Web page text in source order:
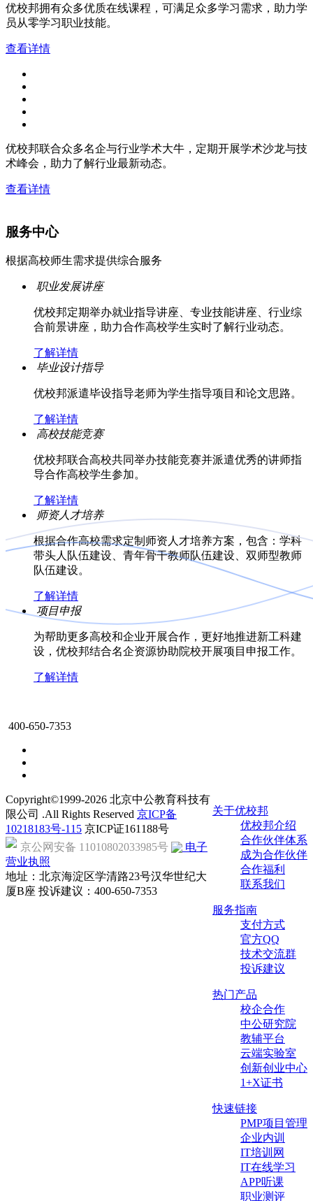
优校邦拥有众多优质在线课程，可满足众多学习需求，助力学
员从零学习职业技能。
查看详情
优校邦联合众多名企与行业学术大牛，定期开展学术沙龙与技
术峰会，助力了解行业最新动态。
查看详情
服务中心
根据高校师生需求提供综合服务
职业发展讲座
优校邦定期举办就业指导讲座、专业技能讲座、行业综
合前景讲座，助力合作高校学生实时了解行业动态。
了解详情
毕业设计指导
优校邦派遣毕设指导老师为学生指导项目和论文思路。
了解详情
高校技能竞赛
优校邦联合高校共同举办技能竞赛并派遣优秀的讲师指
导合作高校学生参加。
了解详情
师资人才培养
根据合作高校需求定制师资人才培养方案，包含：学科
带头人队伍建设、青年骨干教师队伍建设、双师型教师
队伍建设。
了解详情
项目申报
为帮助更多高校和企业开展合作，更好地推进新工科建
设，优校邦结合名企资源协助院校开展项目申报工作。
了解详情
400-650-7353
关于优校邦
优校邦介绍
合作伙伴体系
成为合作伙伴
合作福利
联系我们
服务指南
支付方式
官方QQ
技术交流群
投诉建议
热门产品
校企合作
中公研究院
教辅平台
云端实验室
创新创业中心
1+X证书
快速链接
PMP项目管理
企业内训
IT培训网
IT在线学习
APP听课
职业测评
Copyright©1999-2026 北京中公教育科技有
限公司 .All Rights Reserved 京ICP备
10218183号-115 京ICP证161188号
京公网安备 11010802033985号
电子
营业执照
地址：北京海淀区学清路23号汉华世纪大
厦B座 投诉建议：400-650-7353